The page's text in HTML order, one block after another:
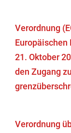
Verordnung
Europäischen
21. Oktober
den Zugang
Verordnung